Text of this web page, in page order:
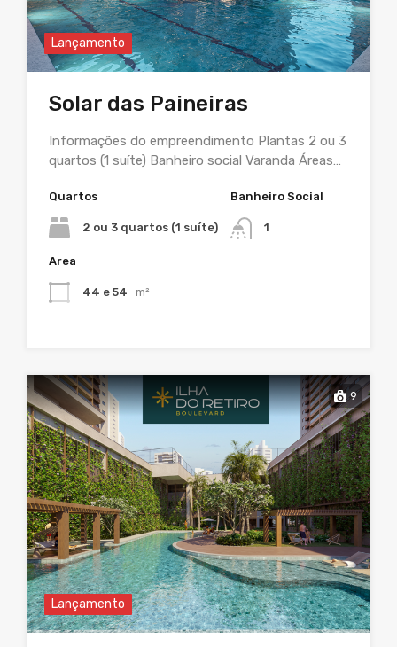
Lançamento
Solar das Paineiras
Informações do empreendimento Plantas 2 ou 3
quartos (1 suíte) Banheiro social Varanda Áreas…
Quartos
2 ou 3 quartos (1 suíte)
Banheiro Social
1
Area
44 e 54 m²
9
Lançamento